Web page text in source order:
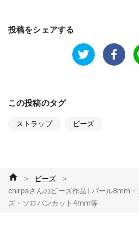
投稿をシェアする
この投稿のタグ
ストラップ ビーズ
＞ ビーズ ＞
chirpsさんのビーズ作品 | パール8mm
ズ・ソロバンカット4mm等